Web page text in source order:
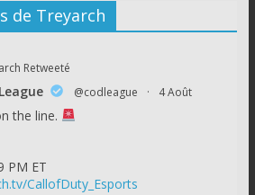
de Treyarch
Retweeté
@codleague · 4 Août
the line.
PM ET
CallofDuty_Esports